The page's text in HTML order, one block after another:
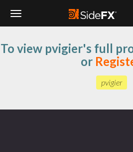
Navigation
To view pvigier's full
or
pvigier